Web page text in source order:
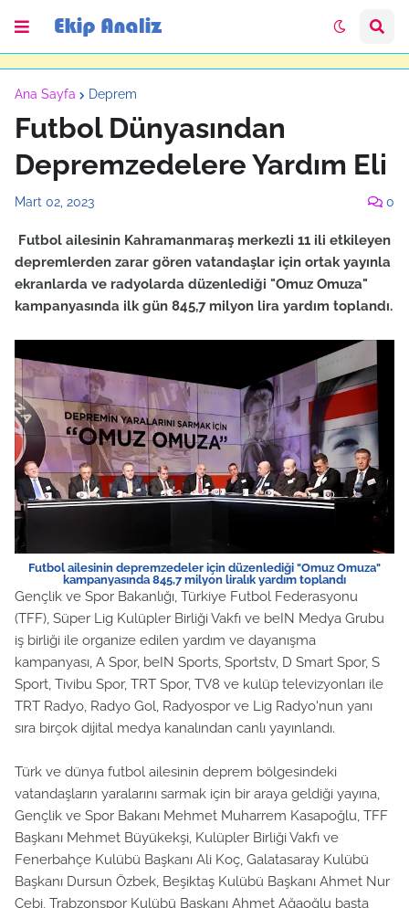
Ana Sayfa Deprem
Futbol Dünyasından
Depremzedelere Yardım Eli
Mart 02, 2023 0
Futbol ailesinin Kahramanmaraş merkezli 11 ili etkileyen
depremlerden zarar gören vatandaşlar için ortak yayınla
ekranlarda ve radyolarda düzenlediği "Omuz Omuza"
kampanyasında ilk gün 845,7 milyon lira yardım toplandı.
Futbol ailesinin depremzedeler için düzenlediği "Omuz Omuza"
kampanyasında 845,7 milyon liralık yardım toplandı
Gençlik ve Spor Bakanlığı, Türkiye Futbol Federasyonu
(TFF), Süper Lig Kulüpler Birliği Vakfı ve beIN Medya Grubu
iş birliği ile organize edilen yardım ve dayanışma
kampanyası, A Spor, beIN Sports, Sportstv, D Smart Spor, S
Sport, Tivibu Spor, TRT Spor, TV8 ve kulüp televizyonları ile
TRT Radyo, Radyo Gol, Radyospor ve Lig Radyo'nun yanı
sıra birçok dijital medya kanalından canlı yayınlandı.
Türk ve dünya futbol ailesinin deprem bölgesindeki
vatandaşların yaralarını sarmak için bir araya geldiği yayına,
Gençlik ve Spor Bakanı Mehmet Muharrem Kasapoğlu, TFF
Başkanı Mehmet Büyükekşi, Kulüpler Birliği Vakfı ve
Fenerbahçe Kulübü Başkanı Ali Koç, Galatasaray Kulübü
Başkanı Dursun Özbek, Beşiktaş Kulübü Başkanı Ahmet Nur
Çebi, Trabzonspor Kulübü Başkanı Ahmet Ağaoğlu başta